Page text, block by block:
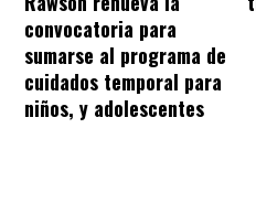
convocatoria para
sumarse al programa de
cuidados temporal para
niños, y adolescentes